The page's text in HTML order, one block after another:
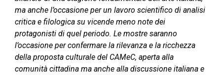
ma anche l’occasione per un lavoro scientifico di analisi
critica e filologica su vicende meno note dei
protagonisti di quel periodo. Le mostre saranno
l’occasione per confermare la rilevanza e la ricchezza
della proposta culturale del CAMeC, aperta alla
comunità cittadina ma anche alla discussione italiana e